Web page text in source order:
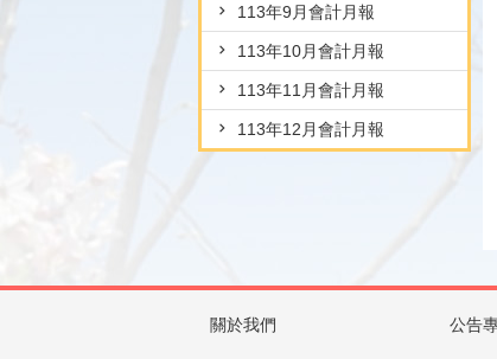
113年9月會計月報
113年10月會計月報
113年11月會計月報
113年12月會計月報
關於我們 公告